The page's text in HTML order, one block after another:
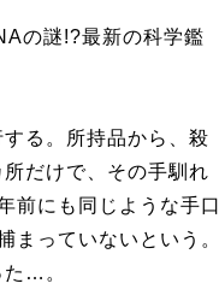
の謎!?最新の科学鑑
る。所持品から、殺
だけで、その手馴れ
前にも同じような手口
まっていないという。
…。